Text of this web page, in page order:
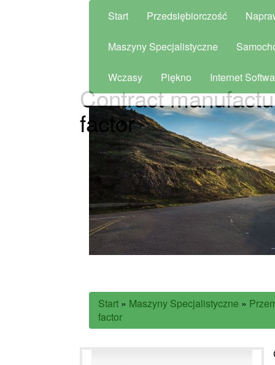
Start Przedsiębiorczość
Maszyny Specjalistyczne
Wczasy Piękno Internet
Contract
factor
Start » Maszyny Specjalistyczne »
factor